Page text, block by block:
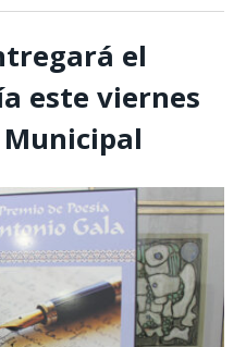
el
este viernes